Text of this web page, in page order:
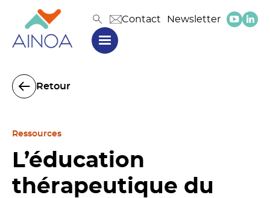
Contact Newsletter
Retour
Ressources
L’éducation
thérapeutique du